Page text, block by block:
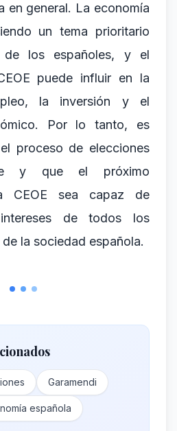
en general. La economía
un tema prioritario
de los españoles, y el
puede influir en la
la inversión y el
Por lo tanto, es
proceso de elecciones
y que el próximo
CEOE sea capaz de
de todos los
la sociedad española.
Garamendi
española